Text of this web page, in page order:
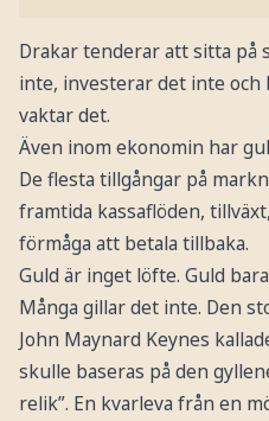
Drakar tenderar att sitta på
inte, investerar det inte och
vaktar det.
Även inom ekonomin har
De flesta tillgångar på
framtida kassaflöden,
förmåga att betala tillbaka.
Guld är inget löfte. Guld
Många gillar det inte. Den
John Maynard Keynes
skulle baseras på den
relik”. En kvarleva från en